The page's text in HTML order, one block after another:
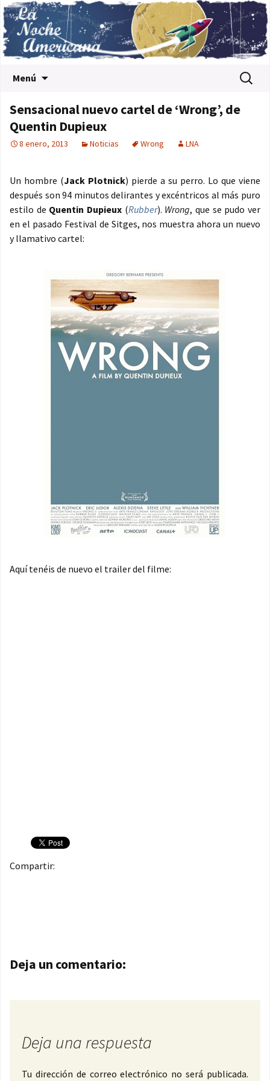
Menú Buscar:
Sensacional nuevo cartel de ‘Wrong’, de
Quentin Dupieux
8 enero, 2013 Noticias Wrong LNA
Un hombre (Jack Plotnick) pierde a su perro. Lo que viene
después son 94 minutos delirantes y excéntricos al más puro
estilo de Quentin Dupieux (Rubber). Wrong, que se pudo ver
en el pasado Festival de Sitges, nos muestra ahora un nuevo
y llamativo cartel:
Aquí tenéis de nuevo el trailer del filme:
Compartir:
Navegación de entradas
Deja un comentario:
Deja una respuesta
Tu dirección de correo electrónico no será publicada.